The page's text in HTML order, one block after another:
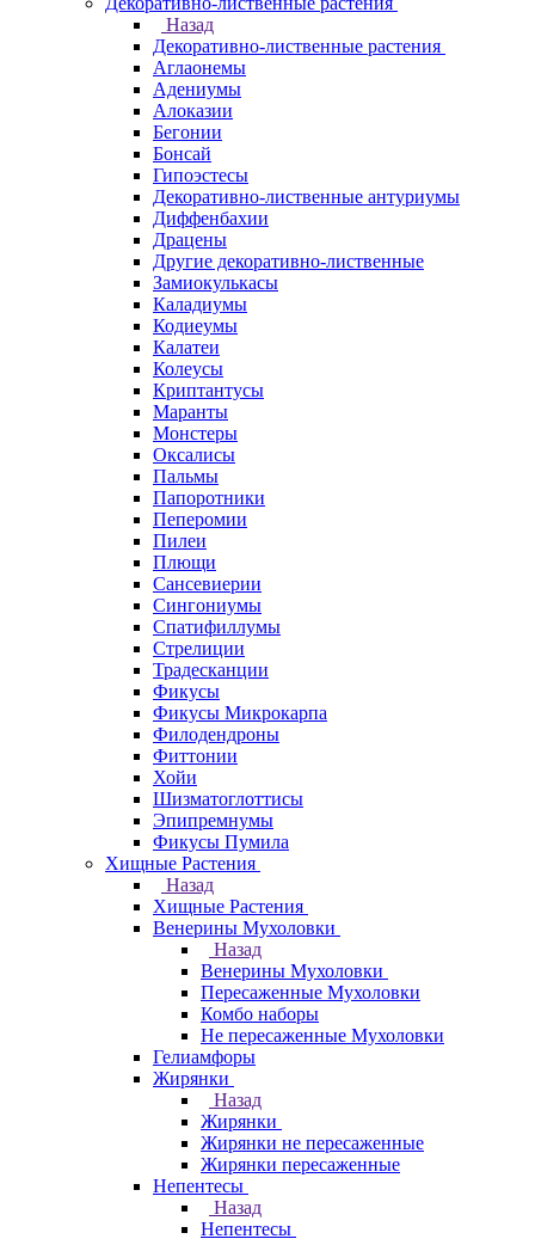
Назад
Декоративно-лиственные растения
Аглаонемы
Адениумы
Алоказии
Бегонии
Бонсай
Гипоэстесы
Декоративно-лиственные антуриумы
Диффенбахии
Драцены
Другие декоративно-лиственные
Замиокулькасы
Каладиумы
Кодиеумы
Калатеи
Колеусы
Криптантусы
Маранты
Монстеры
Оксалисы
Пальмы
Папоротники
Пеперомии
Пилеи
Плющи
Сансевиерии
Сингониумы
Спатифиллумы
Стрелиции
Традесканции
Фикусы
Фикусы Микрокарпа
Филодендроны
Фиттонии
Хойи
Шизматоглоттисы
Эпипремнумы
Фикусы Пумила
Хищные Растения
Назад
Хищные Растения
Венерины Мухоловки
Назад
Венерины Мухоловки
Пересаженные Мухоловки
Комбо наборы
Не пересаженные Мухоловки
Гелиамфоры
Жирянки
Назад
Жирянки
Жирянки не пересаженные
Жирянки пересаженные
Непентесы
Назад
Непентесы